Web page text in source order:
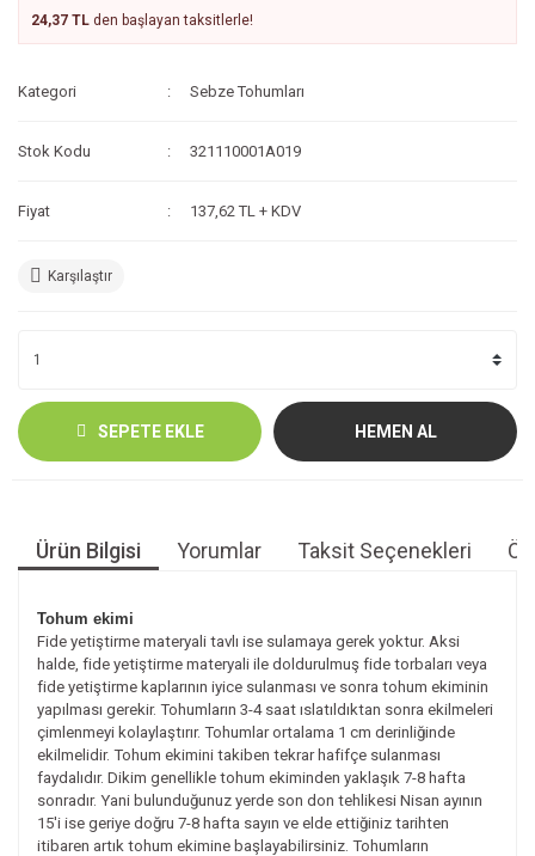
24,37 TL den başlayan taksitlerle!
Kategori Sebze Tohumları
Stok Kodu 321110001A019
Fiyat 137,62 TL + KDV
Karşılaştır
SEPETE EKLE HEMEN AL
Ürün Bilgisi Yorumlar Taksit Seçenekleri
Tohum ekimi
Fide yetiştirme materyali tavlı ise sulamaya gerek yoktur. Aksi
halde, fide yetiştirme materyali ile doldurulmuş fide torbaları veya
fide yetiştirme kaplarının iyice sulanması ve sonra tohum ekiminin
yapılması gerekir. Tohumların 3-4 saat ıslatıldıktan sonra ekilmeleri
çimlenmeyi kolaylaştırır. Tohumlar ortalama 1 cm derinliğinde
ekilmelidir. Tohum ekimini takiben tekrar hafifçe sulanması
faydalıdır. Dikim genellikle tohum ekiminden yaklaşık 7-8 hafta
sonradır. Yani bulunduğunuz yerde son don tehlikesi Nisan ayının
15'i ise geriye doğru 7-8 hafta sayın ve elde ettiğiniz tarihten
itibaren artık tohum ekimine başlayabilirsiniz. Tohumların